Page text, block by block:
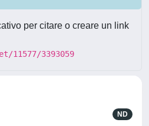
per citare o creare un link
11577/3393059
ND